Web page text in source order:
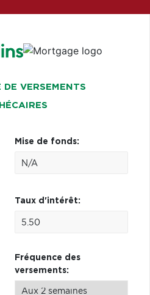
DE VERSEMENTS
Mise de fonds:
Taux d'intérêt:
Fréquence des
versements: